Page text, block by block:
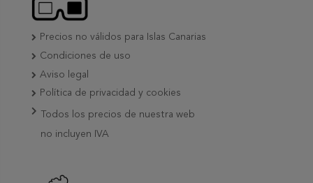
Precios no válidos para Islas Canarias
Condiciones de uso
Aviso legal
Política de privacidad y cookies
Todos los precios de nuestra web
no incluyen IVA